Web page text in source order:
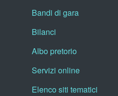
Bandi di gara
Bilanci
Albo pretorio
Servizi online
Elenco siti tematici